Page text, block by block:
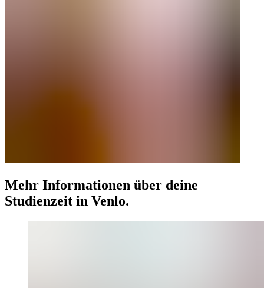
Mehr Informationen über deine
Studienzeit in Venlo.